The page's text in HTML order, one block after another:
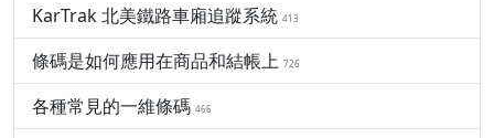
KarTrak 北美鐵路車廂追蹤系統 413
條碼是如何應用在商品和結帳上 726
各種常見的一維條碼 466